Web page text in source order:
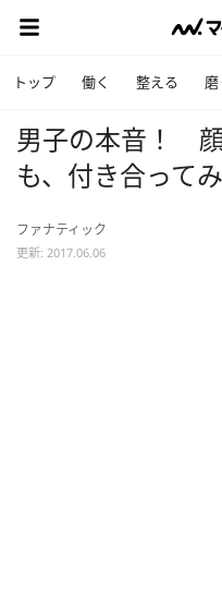
トップ 働く 整える 磨
男子の本音！
も、付き合って
ファナティック
更新: 2017.06.06